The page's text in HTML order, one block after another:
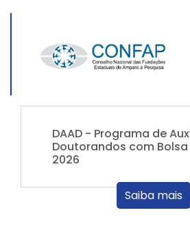
DAAD - Programa de
Doutorandos com
2026
Saiba mais